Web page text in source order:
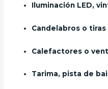
Iluminación LED,
Candelabros o
Calefactores o
Tarima, pista de